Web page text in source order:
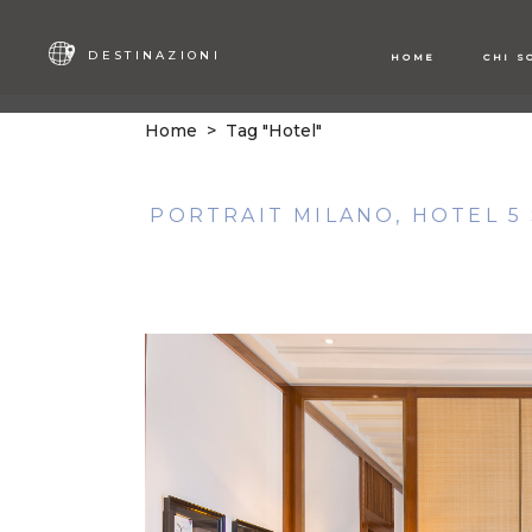
DESTINAZIONI HOME CHI
Home > Tag "Hotel"
PORTRAIT MILANO, HOTEL 5